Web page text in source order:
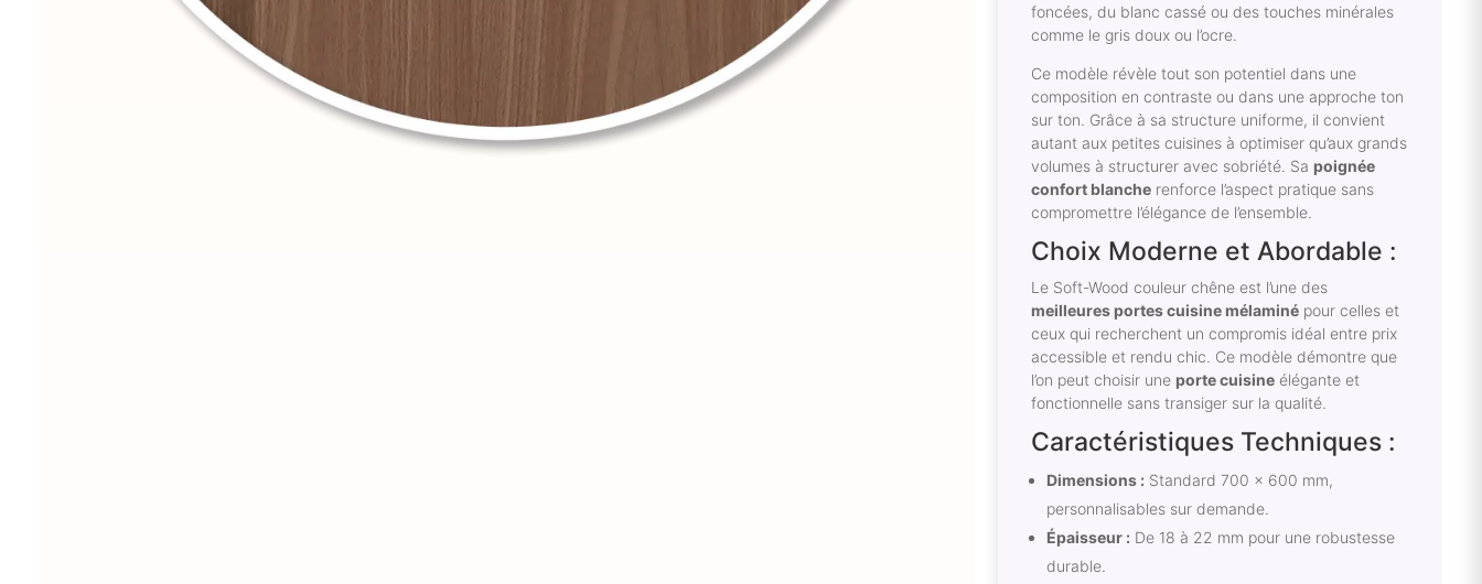
foncées, du blanc cassé ou des touches minérales
comme le gris doux ou l’ocre.
Ce modèle révèle tout son potentiel dans une
composition en contraste ou dans une approche ton
sur ton. Grâce à sa structure uniforme, il convient
autant aux petites cuisines à optimiser qu’aux grands
volumes à structurer avec sobriété. Sapoignée
confort blanche renforce l’aspect pratique sans
compromettre l’élégance de l’ensemble.
Choix Moderne et Abordable :
Le Soft-Wood couleur chêne est l’une des
meilleures portes cuisine mélaminé pour celles et
ceux qui recherchent un compromis idéal entre prix
accessible et rendu chic. Ce modèle démontre que
l’on peut choisir uneporte cuisine élégante et
fonctionnelle sans transiger sur la qualité.
Caractéristiques Techniques :
Dimensions : Standard 700 x 600 mm,
personnalisables sur demande.
Épaisseur : De 18 à 22 mm pour une robustesse
durable.